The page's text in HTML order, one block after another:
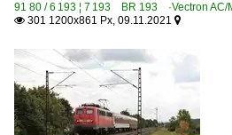
91 80 / 6 193 ¦ 7 193 BR 193 ·Vectron
 301 1200x861 Px, 09.11.2021 